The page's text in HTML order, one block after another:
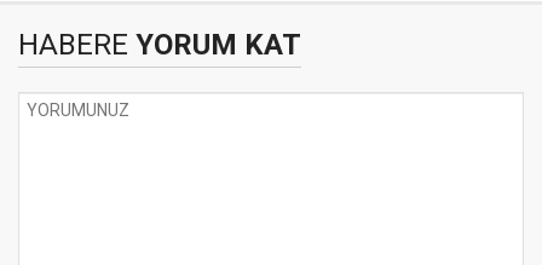
HABERE YORUM KAT